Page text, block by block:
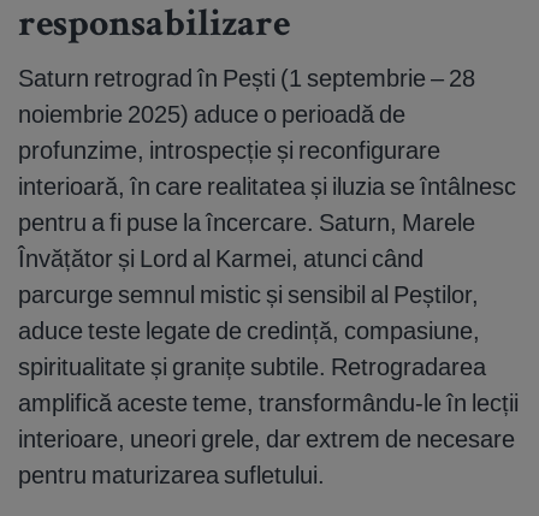
responsabilizare
Saturn retrograd în Pești (1 septembrie – 28
noiembrie 2025) aduce o perioadă de
profunzime, introspecție și reconfigurare
interioară, în care realitatea și iluzia se întâlnesc
pentru a fi puse la încercare. Saturn, Marele
Învățător și Lord al Karmei, atunci când
parcurge semnul mistic și sensibil al Peștilor,
aduce teste legate de credință, compasiune,
spiritualitate și granițe subtile. Retrogradarea
amplifică aceste teme, transformându-le în lecții
interioare, uneori grele, dar extrem de necesare
pentru maturizarea sufletului.